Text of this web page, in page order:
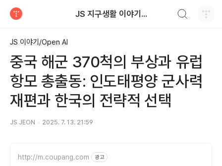
JS 지구생활 이야기...
JS 이야기/Open AI
중국 해군 370척의 부상과 유럽
항모 총출동: 인도태평양 군사력
재편과 한국의 전략적 선택
JS JEON 2025. 7. 13. 21:59
http://m.coupang.com 광고